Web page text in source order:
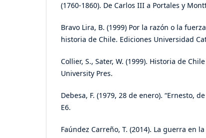
(1760-1860). De Carlos III a Portales y
Bravo Lira, B. (1999) Por la razón o la
historia de Chile. Ediciones Universidad
Collier, S., Sater, W. (1999). Historia de
University Pres.
Debesa, F. (1979, 28 de enero). “Ernesto,
E6.
Faúndez Carreño, T. (2014). La guerra en